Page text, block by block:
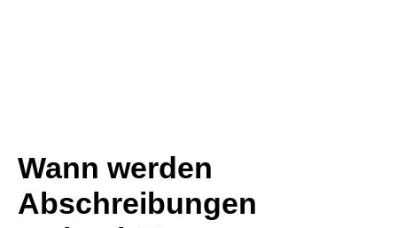
Wann werden
Abschreibungen